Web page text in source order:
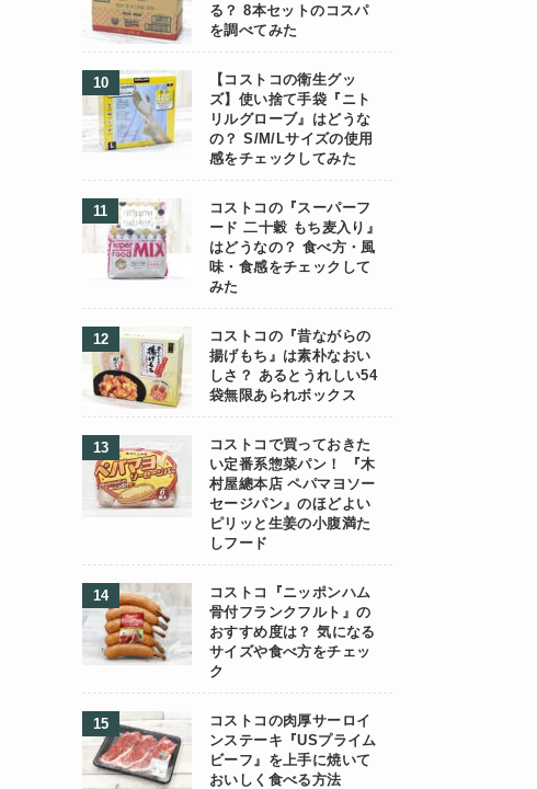
る？ 8本セットのコスパ
を調べてみた
【コストコの衛生グッ
ズ】使い捨て手袋『ニト
リルグローブ』はどうな
の？ S/M/Lサイズの使用
感をチェックしてみた
コストコの『スーパーフ
ード 二十穀 もち麦入り』
はどうなの？ 食べ方・風
味・食感をチェックして
みた
コストコの『昔ながらの
揚げもち』は素朴なおい
しさ？ あるとうれしい54
袋無限あられボックス
コストコで買っておきた
い定番系惣菜パン！ 『木
村屋總本店 ペパマヨソー
セージパン』のほどよい
ピリッと生姜の小腹満た
しフード
コストコ『ニッポンハム
骨付フランクフルト』の
おすすめ度は？ 気になる
サイズや食べ方をチェッ
ク
コストコの肉厚サーロイ
ンステーキ『USプライム
ビーフ』を上手に焼いて
おいしく食べる方法